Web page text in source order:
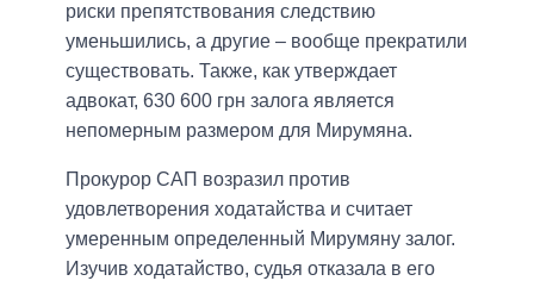
риски препятствования следствию
уменьшились, а другие – вообще прекратили
существовать. Также, как утверждает
адвокат, 630 600 грн залога является
непомерным размером для Мирумяна.
Прокурор САП возразил против
удовлетворения ходатайства и считает
умеренным определенный Мирумяну залог.
Изучив ходатайство, судья отказала в его